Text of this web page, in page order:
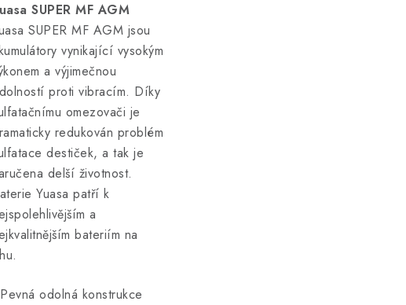
SUPER MF AGM
SUPER MF AGM jsou
vynikající vysokým
a výjimečnou
proti vibracím. Díky
omezovači je
redukován problém
destiček, a tak je
delší životnost.
Yuasa patří k
a
bateriím na
Pevná odolná konstrukce